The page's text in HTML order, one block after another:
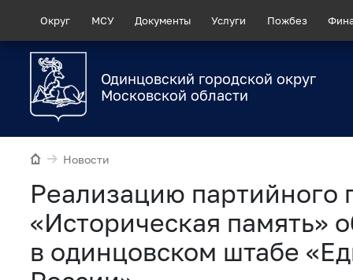
Округ МСУ Документы Услуги Пожбез
Одинцовский городской округ
Московской области
Новости
Реализацию партийного
«Историческая память»
в одинцовском штабе